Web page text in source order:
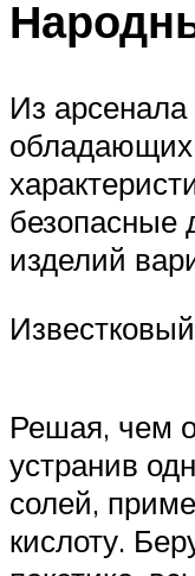
Из
безопасные
изделий
Решая, чем
устранив
солей,
кислоту.